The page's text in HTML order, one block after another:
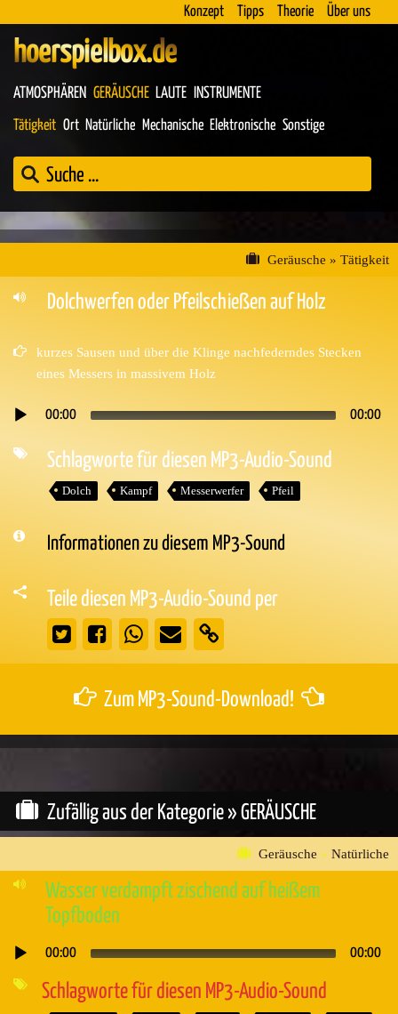
Konzept Tipps Theorie Über uns
hoerspielbox.de
ATMOSPHÄREN GERÄUSCHE LAUTE INSTRUMENTE
Tätigkeit Ort Natürliche Mechanische Elektronische Sonstige
Geräusche » Tätigkeit
Dolchwerfen oder Pfeilschießen auf Holz
kurzes Sausen und über die Klinge nachfederndes Stecken
eines Messers in massivem Holz
Audio-
00:00 00:00
Schlagworte für diesen MP3-Audio-Sound
Dolch Kampf Messerwerfer Pfeil
Informationen zu diesem MP3-Sound
Teile diesen MP3-Audio-Sound per
Zum MP3-Sound-Download!
Zufällig aus der Kategorie » GERÄUSCHE
Geräusche » Natürliche
Wasser verdampft zischend auf heißem
Topfboden
Audio-
00:00 00:00
Schlagworte für diesen MP3-Audio-Sound